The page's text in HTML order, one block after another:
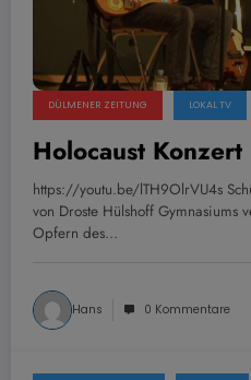
DÜLMENER ZEITUNG LOKAL TV
Holocaust
https://youtu.be/lTH9OlrVU4s
von Droste Hülshoff Gymnasiums
Opfern des…
Hans 0 Kommentare